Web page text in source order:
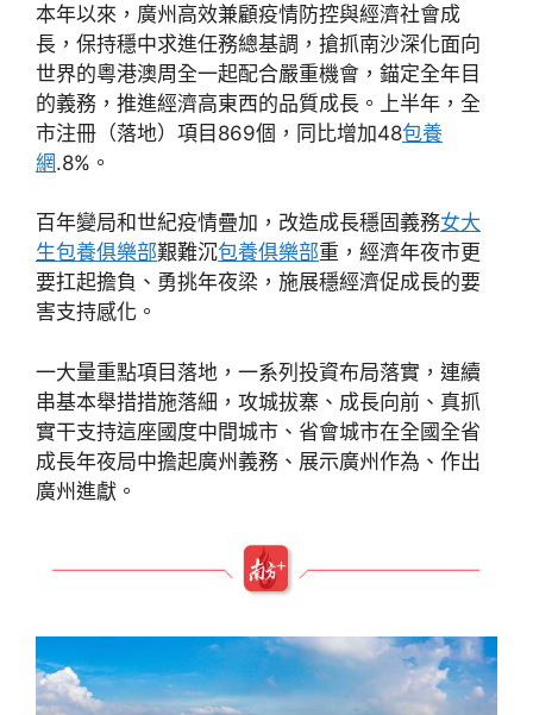
本年以來，廣州高效兼顧疫情防控與經濟社會成
長，保持穩中求進任務總基調，搶抓南沙深化面向
世界的粵港澳周全一起配合嚴重機會，錨定全年目
的義務，推進經濟高東西的品質成長。上半年，全
市注冊（落地）項目869個，同比增加48包養
網.8%。
百年變局和世紀疫情疊加，改造成長穩固義務女大
生包養俱樂部艱難沉包養俱樂部重，經濟年夜市更
要扛起擔負、勇挑年夜梁，施展穩經濟促成長的要
害支持感化。
一大量重點項目落地，一系列投資布局落實，連續
串基本舉措措施落細，攻城拔寨、成長向前、真抓
實干支持這座國度中間城市、省會城市在全國全省
成長年夜局中擔起廣州義務、展示廣州作為、作出
廣州進獻。